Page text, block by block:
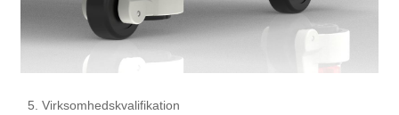
5. Virksomhedskvalifikation